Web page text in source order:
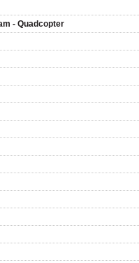
- Quadcopter